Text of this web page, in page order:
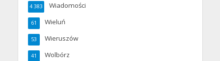
Wiadomości
4 383
Wieluń
61
Wieruszów
53
Wolbórz
41